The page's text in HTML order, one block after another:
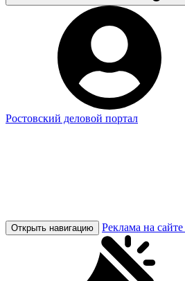
Ростовский деловой портал
Открыть навигацию Реклама на сайте